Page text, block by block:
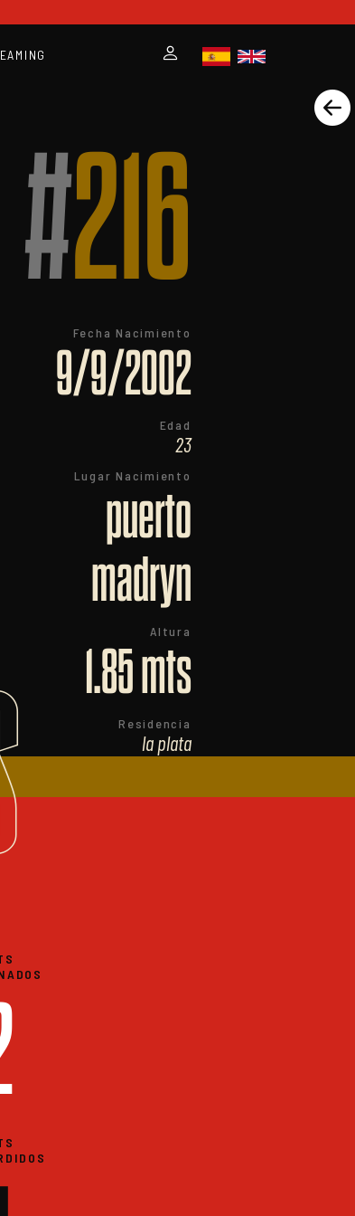
#216
Fecha Nacimiento
9/9/2002
Edad
23
Lugar Nacimiento
puerto
madryn
Altura
1.85 mts
Residencia
la plata